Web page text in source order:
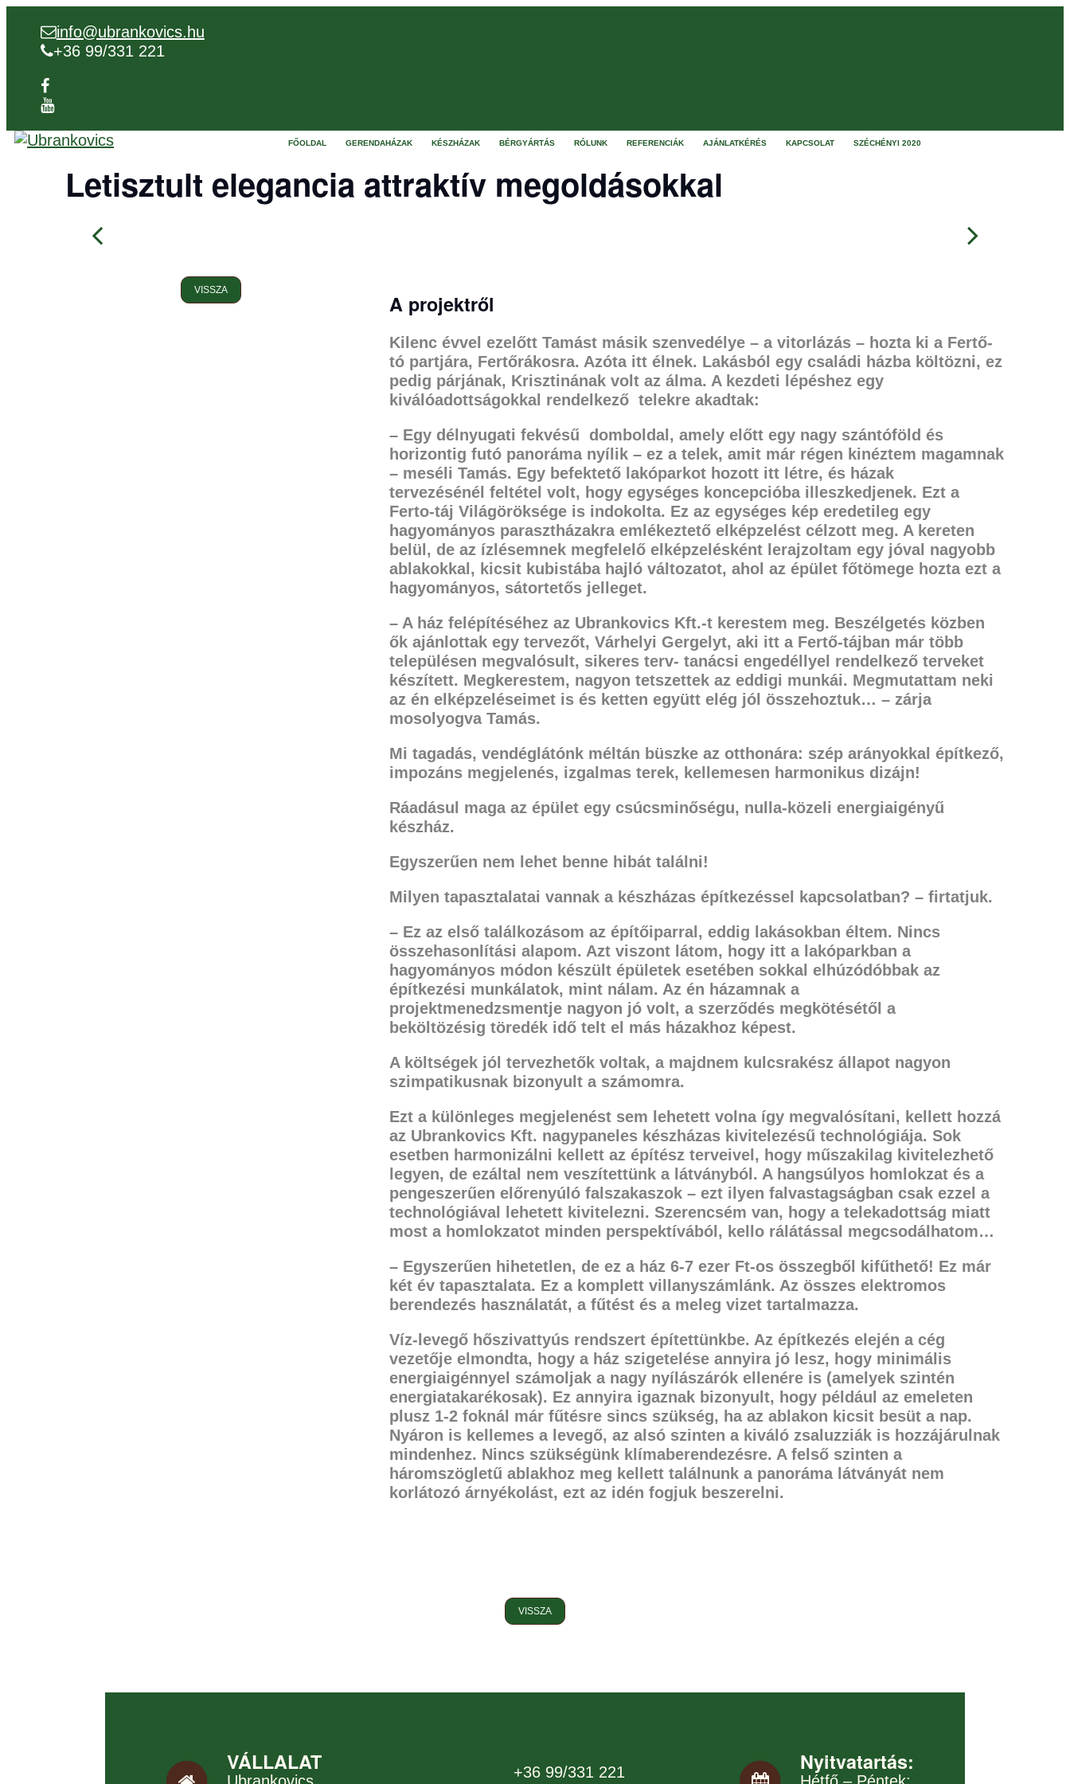
info@ubrankovics.hu
+36 99/331 221
FŐOLDAL GERENDAHÁZAK KÉSZHÁZAK BÉRGYÁRTÁS RÓLUNK REFERENCIÁK AJÁNLATKÉRÉS KAPCSOLAT SZÉCHÉNYI 2020
Letisztult elegancia attraktív megoldásokkal
VISSZA
A projektről
Kilenc évvel ezelőtt Tamást másik szenvedélye – a vitorlázás – hozta ki a Fertő-
tó partjára, Fertőrákosra. Azóta itt élnek. Lakásból egy családi házba költözni, ez
pedig párjának, Krisztinának volt az álma. A kezdeti lépéshez egy
kiválóadottságokkal rendelkező telekre akadtak:
– Egy délnyugati fekvésű
domboldal, amely előtt egy nagy szántóföld és
horizontig futó panoráma nyílik – ez a telek, amit már régen kinéztem magamnak
– meséli Tamás. Egy befektető lakóparkot hozott itt létre, és házak
tervezésénél feltétel volt, hogy egységes koncepcióba illeszkedjenek. Ezt a
Ferto-táj Világöröksége is indokolta. Ez az egységes kép eredetileg egy
hagyományos parasztházakra emlékeztető elképzelést célzott meg. A kereten
belül, de az ízlésemnek megfelelő elképzelésként lerajzoltam egy jóval nagyobb
ablakokkal, kicsit kubistába hajló változatot, ahol az épület főtömege hozta ezt a
hagyományos, sátortetős jelleget.
– A ház felépítéséhez az Ubrankovics Kft.-t kerestem meg. Beszélgetés közben
ők ajánlottak egy tervezőt, Várhelyi Gergelyt, aki itt a Fertő-tájban már több
településen megvalósult, sikeres terv- tanácsi engedéllyel rendelkező terveket
készített. Megkerestem, nagyon tetszettek az eddigi munkái. Megmutattam neki
az én elképzeléseimet is és ketten együtt elég jól összehoztuk… – zárja
mosolyogva Tamás.
Mi tagadás, vendéglátónk méltán büszke az otthonára: szép arányokkal építkező,
impozáns megjelenés, izgalmas terek, kellemesen harmonikus dizájn!
Ráadásul maga az épület egy csúcsminőségu, nulla-közeli energiaigényű
készház.
Egyszerűen nem lehet benne hibát találni!
Milyen tapasztalatai vannak a készházas építkezéssel kapcsolatban? – firtatjuk.
– Ez az első találkozásom az építőiparral, eddig lakásokban éltem. Nincs
összehasonlítási alapom. Azt viszont látom, hogy itt a lakóparkban a
hagyományos módon készült épületek esetében sokkal elhúzódóbbak az
építkezési munkálatok, mint nálam. Az én házamnak a
projektmenedzsmentje nagyon jó volt, a szerződés megkötésétől a
beköltözésig töredék idő telt el más házakhoz képest.
A költségek jól tervezhetők voltak, a majdnem kulcsrakész állapot nagyon
szimpatikusnak bizonyult a számomra.
Ezt a különleges megjelenést sem lehetett volna így megvalósítani, kellett hozzá
az Ubrankovics Kft. nagypaneles készházas kivitelezésű technológiája. Sok
esetben harmonizálni kellett az építész terveivel, hogy műszakilag kivitelezhető
legyen, de ezáltal nem veszítettünk a látványból. A hangsúlyos homlokzat és a
pengeszerűen előrenyúló falszakaszok – ezt ilyen falvastagságban csak ezzel a
technológiával lehetett kivitelezni. Szerencsém van, hogy a telekadottság miatt
most a homlokzatot minden perspektívából, kello rálátással megcsodálhatom…
– Egyszerűen hihetetlen, de ez a ház 6-7 ezer Ft-os összegből kifűthető! Ez már
két év tapasztalata. Ez a komplett villanyszámlánk. Az összes elektromos
berendezés használatát, a fűtést és a meleg vizet tartalmazza.
Víz-levegő hőszivattyús rendszert építettünkbe. Az építkezés elején a cég
vezetője elmondta, hogy a ház szigetelése annyira jó lesz, hogy minimális
energiaigénnyel számoljak a nagy nyílászárók ellenére is (amelyek szintén
energiatakarékosak). Ez annyira igaznak bizonyult, hogy például az emeleten
plusz 1-2 foknál már fűtésre sincs szükség, ha az ablakon kicsit besüt a nap.
Nyáron is kellemes a levegő, az alsó szinten a kiváló zsaluzziák is hozzájárulnak
mindenhez. Nincs szükségünk klímaberendezésre. A felső szinten a
háromszögletű ablakhoz meg kellett találnunk a panoráma látványát nem
korlátozó árnyékolást, ezt az idén fogjuk beszerelni.
VISSZA
VÁLLALAT
+36 99/331 221
Nyitvatartás: